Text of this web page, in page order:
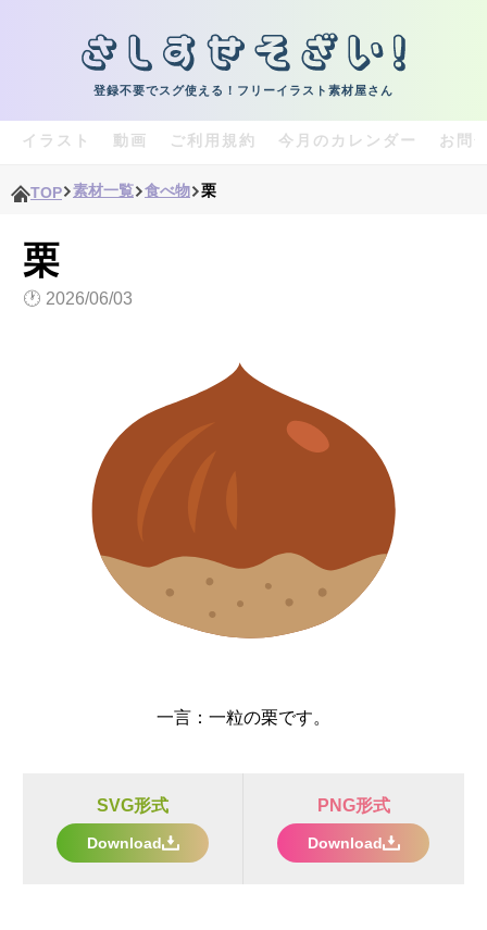
登録不要でスグ使える！フリーイラスト素材屋さん
イラスト 動画 ご利用規約 今月のカレンダー お問
TOP 素材一覧 食べ物 栗
栗
🕐 2026/06/03
一言： 一粒の栗です。
SVG形式
Download
PNG形式
Download